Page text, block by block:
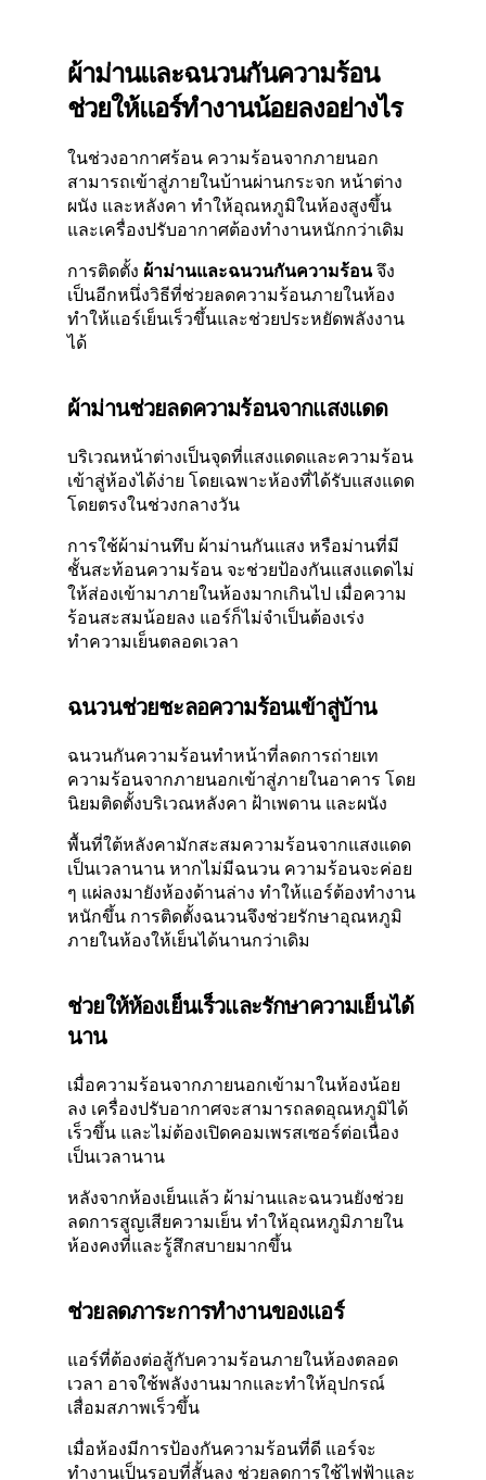
ผ้าม่านและฉนวนกันความร้อน
ช่วยให้แอร์ทำงานน้อยลงอย่างไร
ในช่วงอากาศร้อน ความร้อนจากภายนอก
สามารถเข้าสู่ภายในบ้านผ่านกระจก หน้าต่าง
ผนัง และหลังคา ทำให้อุณหภูมิในห้องสูงขึ้น
และเครื่องปรับอากาศต้องทำงานหนักกว่าเดิม
การติดตั้ง ผ้าม่านและฉนวนกันความร้อนจึง
เป็นอีกหนึ่งวิธีที่ช่วยลดความร้อนภายในห้อง
ทำให้แอร์เย็นเร็วขึ้นและช่วยประหยัดพลังงาน
ได้
ผ้าม่านช่วยลดความร้อนจากแสงแดด
บริเวณหน้าต่างเป็นจุดที่แสงแดดและความร้อน
เข้าสู่ห้องได้ง่าย โดยเฉพาะห้องที่ได้รับแสงแดด
โดยตรงในช่วงกลางวัน
การใช้ผ้าม่านทึบ ผ้าม่านกันแสง หรือม่านที่มี
ชั้นสะท้อนความร้อน จะช่วยป้องกันแสงแดดไม่
ให้ส่องเข้ามาภายในห้องมากเกินไป เมื่อความ
ร้อนสะสมน้อยลง แอร์ก็ไม่จำเป็นต้องเร่ง
ทำความเย็นตลอดเวลา
ฉนวนช่วยชะลอความร้อนเข้าสู่บ้าน
ฉนวนกันความร้อนทำหน้าที่ลดการถ่ายเท
ความร้อนจากภายนอกเข้าสู่ภายในอาคาร โดย
นิยมติดตั้งบริเวณหลังคา ฝ้าเพดาน และผนัง
พื้นที่ใต้หลังคามักสะสมความร้อนจากแสงแดด
เป็นเวลานาน หากไม่มีฉนวน ความร้อนจะค่อย
ๆ แผ่ลงมายังห้องด้านล่าง ทำให้แอร์ต้องทำงาน
หนักขึ้น การติดตั้งฉนวนจึงช่วยรักษาอุณหภูมิ
ภายในห้องให้เย็นได้นานกว่าเดิม
ช่วยให้ห้องเย็นเร็วและรักษาความเย็นได้
นาน
เมื่อความร้อนจากภายนอกเข้ามาในห้องน้อย
ลง เครื่องปรับอากาศจะสามารถลดอุณหภูมิได้
เร็วขึ้น และไม่ต้องเปิดคอมเพรสเซอร์ต่อเนื่อง
เป็นเวลานาน
หลังจากห้องเย็นแล้ว ผ้าม่านและฉนวนยังช่วย
ลดการสูญเสียความเย็น ทำให้อุณหภูมิภายใน
ห้องคงที่และรู้สึกสบายมากขึ้น
ช่วยลดภาระการทำงานของแอร์
แอร์ที่ต้องต่อสู้กับความร้อนภายในห้องตลอด
เวลา อาจใช้พลังงานมากและทำให้อุปกรณ์
เสื่อมสภาพเร็วขึ้น
เมื่อห้องมีการป้องกันความร้อนที่ดี แอร์จะ
ทำงานเป็นรอบที่สั้นลง ช่วยลดการใช้ไฟฟ้าและ